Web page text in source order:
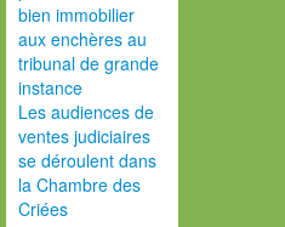
bien immobilier
aux enchères au
tribunal de grande
instance
Les audiences de
ventes judiciaires
se déroulent dans
la Chambre des
Criées